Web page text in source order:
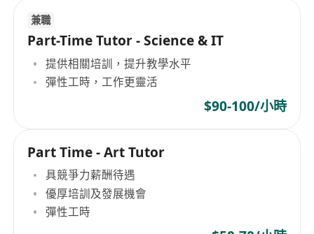
兼職
Part-Time Tutor - Science & IT
提供相關培訓，提升教學水平
彈性工時，工作更靈活
$90-100/小時
Part Time - Art Tutor
具競爭力薪酬待遇
優厚培訓及發展機會
彈性工時